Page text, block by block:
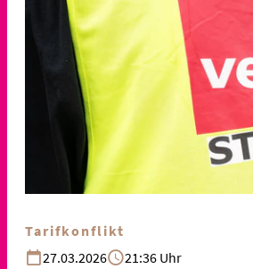
Tarifkonflikt
27.03.2026
21:36 Uhr